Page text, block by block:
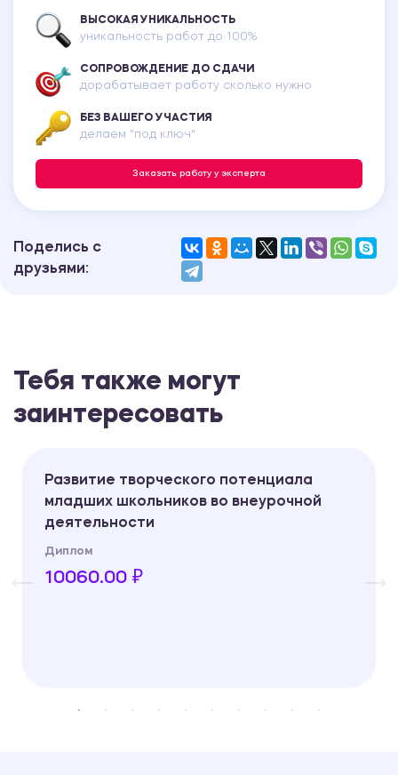
ВЫСОКАЯ УНИКАЛЬНОСТЬ
уникальность работ до 100%
СОПРОВОЖДЕНИЕ ДО СДАЧИ
дорабатывает работу сколько нужно
БЕЗ ВАШЕГО УЧАСТИЯ
делаем "под ключ"
Заказать работу у эксперта
Поделись с
друзьями:
Тебя также могут
заинтересовать
Развитие творческого потенциала
младших школьников во внеурочной
деятельности
Диплом
10060.00 ₽